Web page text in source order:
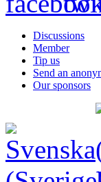
Discussions
Member
Tip us
Send an
Our sponsors